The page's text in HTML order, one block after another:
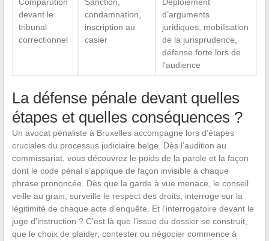
Comparution
devant le
tribunal
correctionnel
Sanction,
condamnation,
inscription au
casier
Déploiement
d’arguments
juridiques, mobilisation
de la jurisprudence,
défense forte lors de
l’audience
La défense pénale devant quelles
étapes et quelles conséquences ?
Un avocat pénaliste à Bruxelles accompagne lors d’étapes
cruciales du processus judiciaire belge. Dès l’audition au
commissariat, vous découvrez le poids de la parole et la façon
dont le code pénal s’applique de façon invisible à chaque
phrase prononcée. Dès que la garde à vue menace, le conseil
veille au grain, surveille le respect des droits, interroge sur la
légitimité de chaque acte d’enquête. Et l’interrogatoire devant le
juge d’instruction ? C’est là que l’issue du dossier se construit,
que le choix de plaider, contester ou négocier commence à